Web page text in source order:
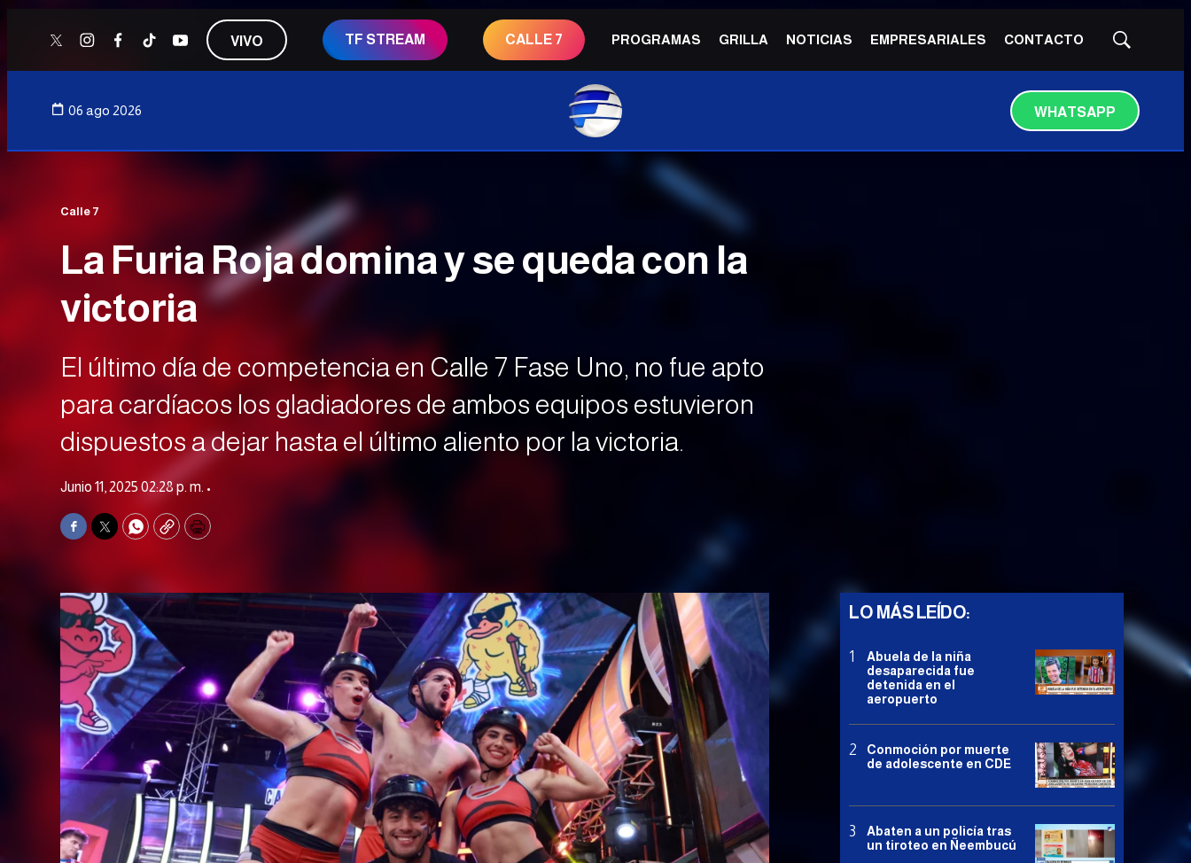
twitterinstagram
facebook
tiktokyoutubeVIVO TF STREAM CALLE 7 PROGRAMAS GRILLA NOTICIAS EMPRESARIALES CONTACTO
Mostrar
06 ago 2026 WHATSAPP
Calle 7
La Furia Roja domina y se queda con la
victoria
El último día de competencia en Calle 7 Fase Uno, no fue apto
para cardíacos los gladiadores de ambos equipos estuvieron
dispuestos a dejar hasta el último aliento por la victoria.
Junio 11, 2025 02:28 p. m. •
Facebook
TwitterWhatsApp
CopyPrint
LO MÁS LEÍDO:
Abuela de la niña
desaparecida fue
detenida en el
aeropuerto
Conmoción por muerte
de adolescente en CDE
Abaten a un policía tras
un tiroteo en Ñeembucú